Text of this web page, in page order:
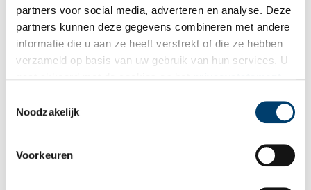
partners voor social media, adverteren en analyse. Deze
partners kunnen deze gegevens combineren met andere
informatie die u aan ze heeft verstrekt of die ze hebben
verzameld op basis van uw gebruik van hun services. U
Noodzakelijk
Voorkeuren
Wist je dat… de oudste afgebeelde Hollanders in deze kerk